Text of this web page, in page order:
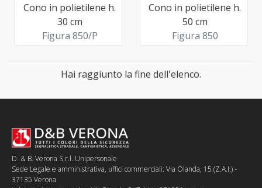
Cono in polietilene h.
30 cm
Figura 850/P
Cono in polietilene h.
50 cm
Figura 850
Hai raggiunto la fine dell'elenco.
D. & B. Verona S.r.l. Unipersonale
Sede Legale e amministrativa, uffici commerciali: Via Olanda, 15 (Z.A.I.) -
37135 Verona